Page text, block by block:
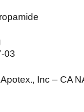
03
Apotex., Inc – CA